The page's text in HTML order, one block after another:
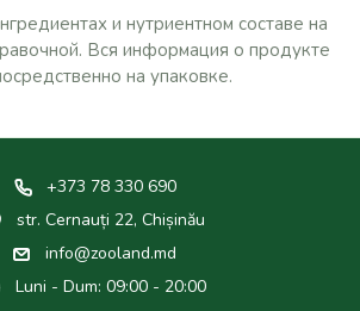
и нутриентном составе на
Вся информация о продукте
на упаковке.
+373 78 330 690
str. Cernauți 22, Chișinău
info@zooland.md
Luni - Dum: 09:00 - 20:00